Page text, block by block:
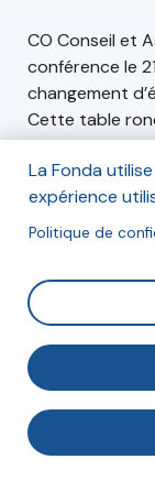
CO Conseil et
conférence le
changement
Cette table
sociaux,
Tavernier, sera
Le mardi 21
Chez
La Fonda
expérience
Politique de